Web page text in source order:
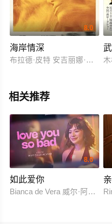
8.0
海岸情深
布拉德·皮特 安吉丽娜·朱莉
相关推荐
8.0
如此爱你
Bianca de Vera 威尔·阿什利·